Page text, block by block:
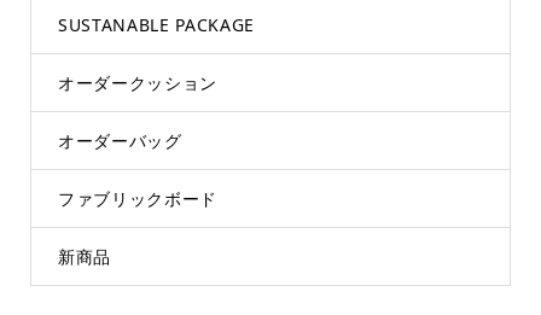
SUSTANABLE PACKAGE
オーダークッション
オーダーバッグ
ファブリックボード
新商品